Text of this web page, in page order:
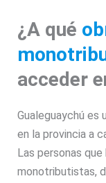
¿A qué
acceder
Gualeguaychú es
en la provincia a
Las personas
monotributistas,